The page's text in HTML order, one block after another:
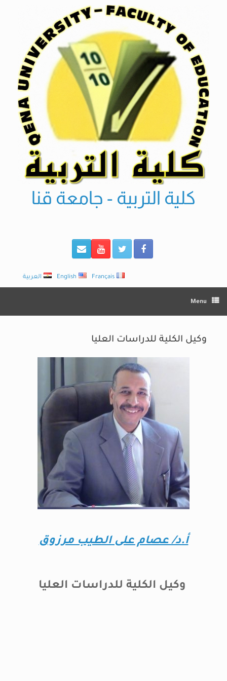
كلية التربية - جامعة قنا
العربية English Français
Menu
وكيل الكلية للدراسات العليا
أ.د/ عصام على الطيب مرزوق
وكيل الكلية للدراسات العليا